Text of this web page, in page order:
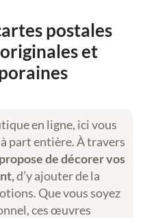
postales
et
en ligne, ici vous
part entière. À travers
de décorer vos
d’y ajouter de la
Que vous soyez
ces œuvres